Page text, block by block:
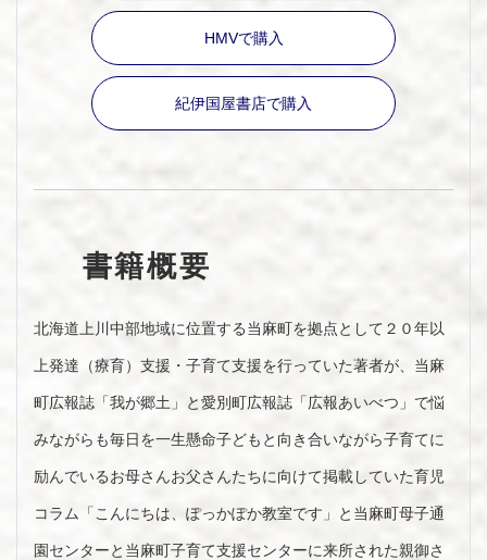
HMVで購入
紀伊国屋書店で購入
書籍概要
北海道上川中部地域に位置する当麻町を拠点として２０年以
上発達（療育）支援・子育て支援を行っていた著者が、当麻
町広報誌「我が郷土」と愛別町広報誌「広報あいべつ」で悩
みながらも毎日を一生懸命子どもと向き合いながら子育てに
励んでいるお母さんお父さんたちに向けて掲載していた育児
コラム「こんにちは、ぽっかぽか教室です」と当麻町母子通
園センターと当麻町子育て支援センターに来所された親御さ